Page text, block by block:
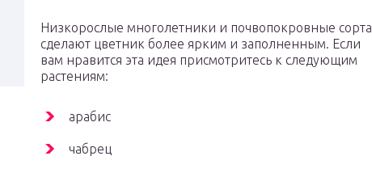
Низкорослые многолетники и почвопокровные сорта
сделают цветник более ярким и заполненным. Если
вам нравится эта идея присмотритесь к следующим
растениям:
арабис
чабрец